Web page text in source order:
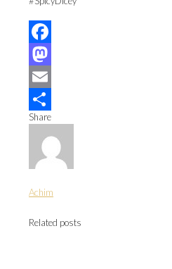
Facebook
Mastodon
Email
Teilen
Share
Achim
Related posts